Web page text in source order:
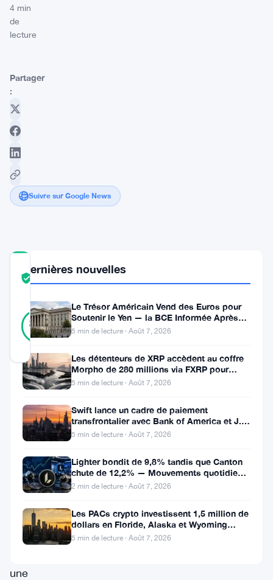
4 min
de
lecture
Partager
:
Suivre sur Google News
COMMUNITY
89%
RÉEL
Vérifié
28
votes
Bitcoin,
cryptomonnaie
plus
populaire
monde,
une
Dernières nouvelles
Le Trésor Américain Vend des Euros pour
Soutenir le Yen — la BCE Informée Après
Coup
5 min de lecture · Août 7, 2026
Les détenteurs de XRP accèdent au coffre
Morpho de 280 millions via FXRP pour
emprunter des RLUSD
5 min de lecture · Août 7, 2026
Swift lance un cadre de paiement
transfrontalier avec Bank of America et J.P.
Morgan dans 25 pays
5 min de lecture · Août 7, 2026
Lighter bondit de 9,8% tandis que Canton
chute de 12,2% — Mouvements quotidiens
du 7 août
2 min de lecture · Août 7, 2026
Les PACs crypto investissent 1,5 million de
dollars en Floride, Alaska et Wyoming
après un revers au Michigan
5 min de lecture · Août 7, 2026